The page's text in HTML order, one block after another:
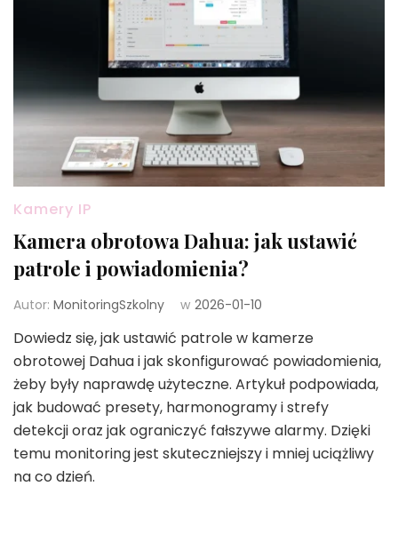
Kamery IP
Kamera obrotowa Dahua: jak ustawić
patrole i powiadomienia?
Autor: MonitoringSzkolny w 2026-01-10
Dowiedz się, jak ustawić patrole w kamerze
obrotowej Dahua i jak skonfigurować powiadomienia,
żeby były naprawdę użyteczne. Artykuł podpowiada,
jak budować presety, harmonogramy i strefy
detekcji oraz jak ograniczyć fałszywe alarmy. Dzięki
temu monitoring jest skuteczniejszy i mniej uciążliwy
na co dzień.